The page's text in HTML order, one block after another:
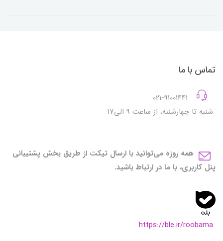
تماس با ما
شنبه تا چهارشنبه، از ساعت 9 الی17
همه روزه می‌توانید با ارسال تیکت از طریق بخش پشتیبانی
پنل کاربری، با ما در ارتباط باشید.
https://ble.ir/roobama